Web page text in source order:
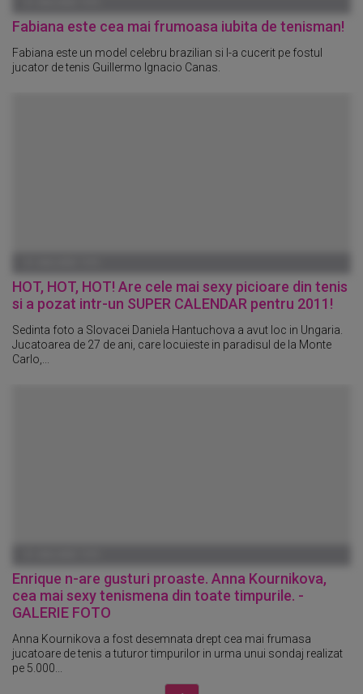
Fabiana este cea mai frumoasa iubita de tenisman!
Fabiana este un model celebru brazilian si l-a cucerit pe fostul
jucator de tenis Guillermo Ignacio Canas.
HOT, HOT, HOT! Are cele mai sexy picioare din tenis
si a pozat intr-un SUPER CALENDAR pentru 2011!
Sedinta foto a Slovacei Daniela Hantuchova a avut loc in Ungaria.
Jucatoarea de 27 de ani, care locuieste in paradisul de la Monte
Carlo,...
Enrique n-are gusturi proaste. Anna Kournikova,
cea mai sexy tenismena din toate timpurile. -
GALERIE FOTO
Anna Kournikova a fost desemnata drept cea mai frumasa
jucatoare de tenis a tuturor timpurilor in urma unui sondaj realizat
pe 5.000...